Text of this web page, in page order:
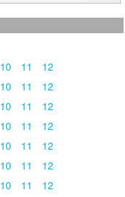
10 11
12
10 11
12
10 11
12
10 11
12
10 11
12
10 11
12
10 11
12